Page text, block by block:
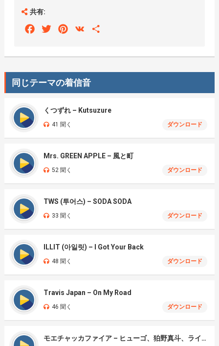
共有:
FacebookTwitterPinterest
VK
同じテーマの着信音
くつずれ – Kutsuzure
41 聞く ダウンロード
Mrs. GREEN APPLE – 風と町
52 聞く ダウンロード
TWS (투어스) – SODA SODA
33 聞く ダウンロード
ILLIT (아일릿) – I Got Your Back
48 聞く ダウンロード
Travis Japan – On My Road
46 聞く ダウンロード
モエチャッカファイア – ヒューゴ、狛野真斗、ライト、セヴェリアン (Cover )